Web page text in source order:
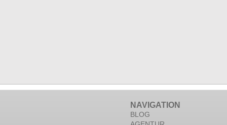
NAVIGATION
BLOG